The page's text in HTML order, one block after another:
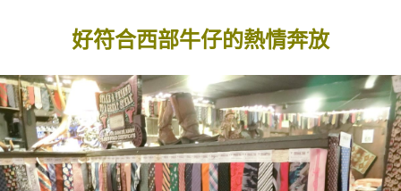
好符合西部牛仔的熱情奔放